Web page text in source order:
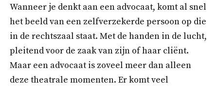
Wanneer je denkt aan een advocaat, komt al snel
het beeld van een zelfverzekerde persoon op die
in de rechtszaal staat. Met de handen in de lucht,
pleitend voor de zaak van zijn of haar cliënt.
Maar een advocaat is zoveel meer dan alleen
deze theatrale momenten. Er komt veel